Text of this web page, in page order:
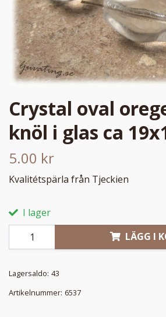
Crystal oval
knöl i glas ca
5.00 kr
Kvalitétspärla från Tjeckien
I lager
LÄGG I
Lagersaldo: 43
Artikelnummer: 6537